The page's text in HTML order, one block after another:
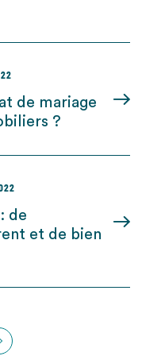
de mariage
?
de
et de bien